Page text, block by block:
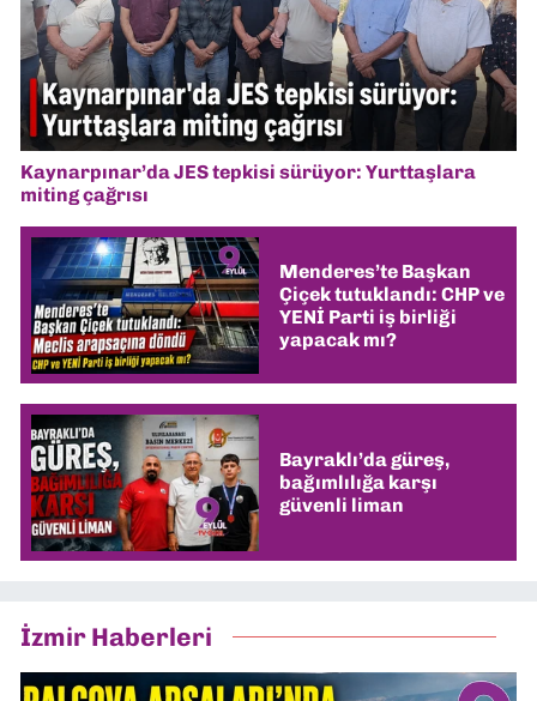
Kaynarpınar’da JES tepkisi sürüyor: Yurttaşlara
miting çağrısı
Menderes’te Başkan
Çiçek tutuklandı: CHP ve
YENİ Parti iş birliği
yapacak mı?
Bayraklı’da güreş,
bağımlılığa karşı
güvenli liman
İzmir Haberleri